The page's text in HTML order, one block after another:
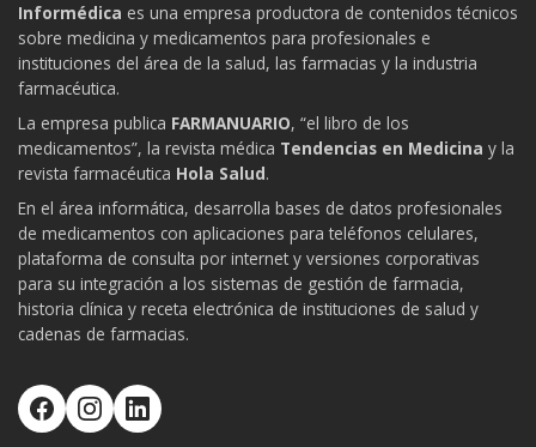
Informédica es una empresa productora de contenidos técnicos
sobre medicina y medicamentos para profesionales e
instituciones del área de la salud, las farmacias y la industria
farmacéutica.
La empresa publica FARMANUARIO, “el libro de los
medicamentos”, la revista médica Tendencias en Medicina y la
revista farmacéutica Hola Salud.
En el área informática, desarrolla bases de datos profesionales
de medicamentos con aplicaciones para teléfonos celulares,
plataforma de consulta por internet y versiones corporativas
para su integración a los sistemas de gestión de farmacia,
historia clínica y receta electrónica de instituciones de salud y
cadenas de farmacias.